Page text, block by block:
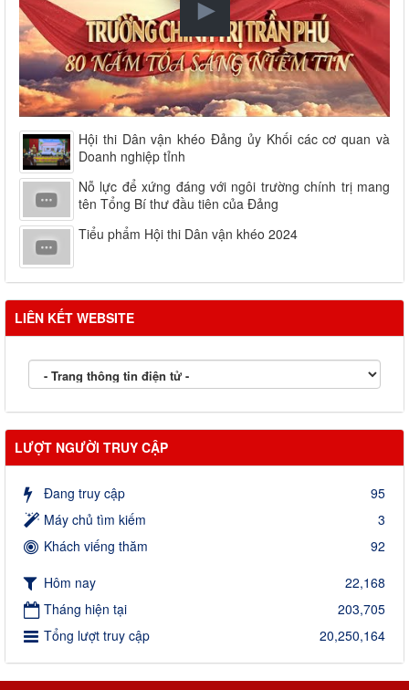
Hội thi Dân vận khéo Đảng ủy Khối các cơ quan và
Doanh nghiệp tỉnh
Nỗ lực để xứng đáng với ngôi trường chính trị mang
tên Tổng Bí thư đầu tiên của Đảng
Tiểu phẩm Hội thi Dân vận khéo 2024
LIÊN KẾT WEBSITE
LƯỢT NGƯỜI TRUY CẬP
Đang truy cập
95
Máy chủ tìm kiếm
3
Khách viếng thăm
92
Hôm nay
22,168
Tháng hiện tại
203,705
Tổng lượt truy cập
20,250,164